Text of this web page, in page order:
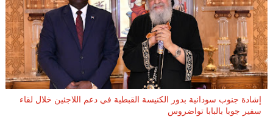
إشادة جنوب سودانية بدور الكنيسة القبطية في دعم اللاجئين خلال لقاء
سفير جوبا بالبابا تواضروس